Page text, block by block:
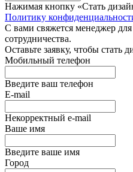
Нажимая кнопку «Стать
Политику
С вами свяжется менеджер
сотрудничества.
Оставьте заявку, чтобы стать
Мобильный телефон
Введите ваш телефон
E-mail
Некорректный e-mail
Ваше имя
Введите ваше имя
Город